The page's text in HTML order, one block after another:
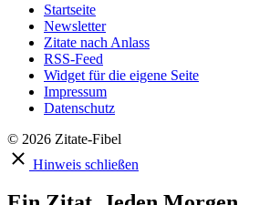
Startseite
Newsletter
Zitate nach Anlass
RSS-Feed
Widget für die eigene Seite
Impressum
Datenschutz
© 2026 Zitate-Fibel
Hinweis schließen